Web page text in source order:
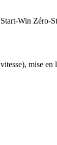
Win Zéro-
mise